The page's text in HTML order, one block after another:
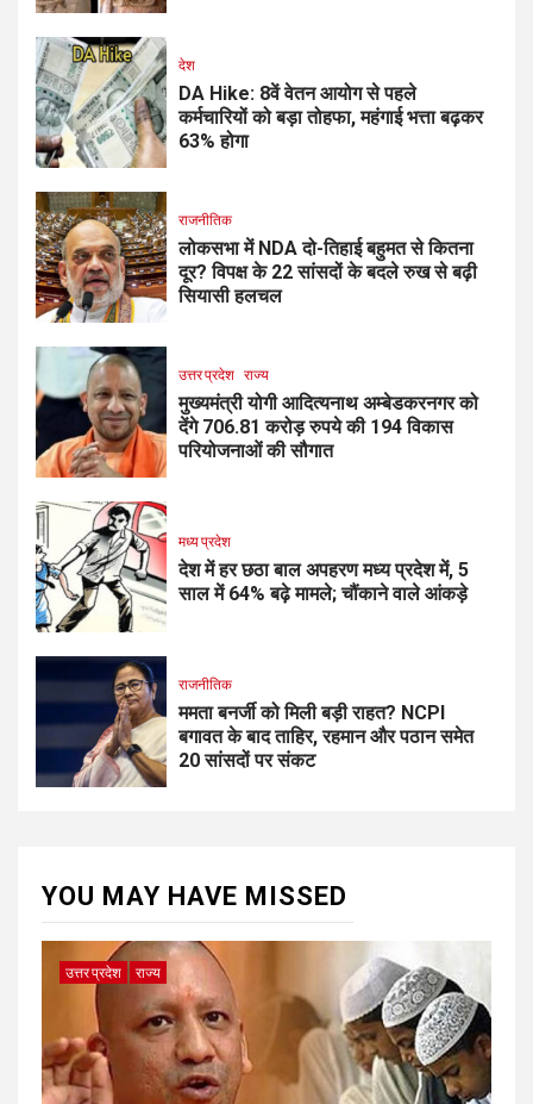
देश
DA Hike: 8वें वेतन आयोग से पहले
कर्मचारियों को बड़ा तोहफा, महंगाई भत्ता बढ़कर
63% होगा
राजनीतिक
लोकसभा में NDA दो-तिहाई बहुमत से कितना
दूर? विपक्ष के 22 सांसदों के बदले रुख से बढ़ी
सियासी हलचल
उत्तर प्रदेश राज्य
मुख्यमंत्री योगी आदित्यनाथ अम्बेडकरनगर को
देंगे 706.81 करोड़ रुपये की 194 विकास
परियोजनाओं की सौगात
मध्य प्रदेश
देश में हर छठा बाल अपहरण मध्य प्रदेश में, 5
साल में 64% बढ़े मामले; चौंकाने वाले आंकड़े
राजनीतिक
ममता बनर्जी को मिली बड़ी राहत? NCPI
बगावत के बाद ताहिर, रहमान और पठान समेत
20 सांसदों पर संकट
YOU MAY HAVE MISSED
उत्तर प्रदेश राज्य